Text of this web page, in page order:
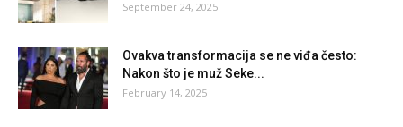
September 24, 2025
Ovakva transformacija se ne viđa često:
Nakon što je muž Seke...
February 14, 2025